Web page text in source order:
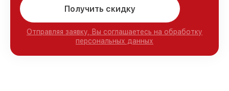
Получить скидку
Отправляя заявку, Вы соглашаетесь на обработку
персональных данных